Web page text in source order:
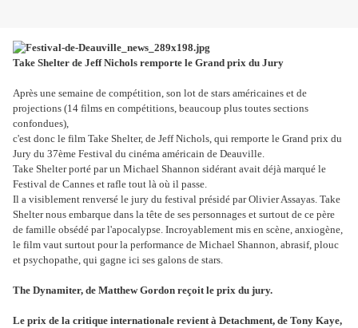
Take Shelter de Jeff Nichols remporte le Grand prix du Jury
Après une semaine de compétition, son lot de stars américaines et de
projections (14 films en compétitions, beaucoup plus toutes sections
confondues),
c'est donc le film Take Shelter, de Jeff Nichols, qui remporte le Grand prix du
Jury du 37ème Festival du cinéma américain de Deauville.
Take Shelter porté par un Michael Shannon sidérant avait déjà marqué le
Festival de Cannes et rafle tout là où il passe.
Il a visiblement renversé le jury du festival présidé par Olivier Assayas. Take
Shelter nous embarque dans la tête de ses personnages et surtout de ce père
de famille obsédé par l'apocalypse. Incroyablement mis en scène, anxiogène,
le film vaut surtout pour la performance de Michael Shannon, abrasif, plouc
et psychopathe, qui gagne ici ses galons de stars.
The Dynamiter, de Matthew Gordon reçoit le prix du jury.
Le prix de la critique internationale revient à Detachment, de Tony Kaye,